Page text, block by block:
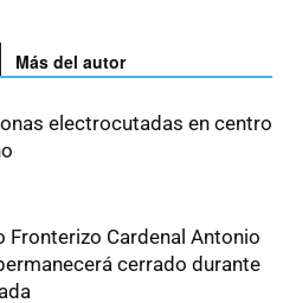
Más del autor
electrocutadas en centro
Fronterizo Cardenal Antonio
cerrado durante